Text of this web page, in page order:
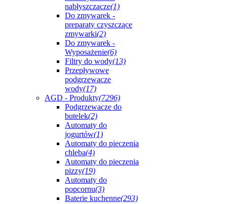
nabłyszczacze(1)
Do zmywarek -
preparaty czyszczące
zmywarki(2)
Do zmywarek -
Wyposażenie(6)
Filtry do wody(13)
Przepływowe
podgrzewacze
wody(17)
AGD - Produkty(7296)
Podgrzewacze do
butelek(2)
Automaty do
jogurtów(1)
Automaty do pieczenia
chleba(4)
Automaty do pieczenia
pizzy(19)
Automaty do
popcornu(3)
Baterie kuchenne(293)